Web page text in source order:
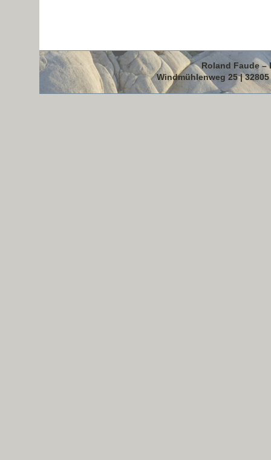
Roland Faude –
Windmühlenweg 25 |